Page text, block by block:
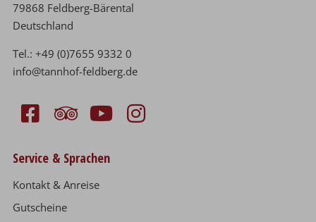
79868 Feldberg-Bärental
Deutschland
Tel.:+49 (0)7655 9332 0
info@tannhof-feldberg.de
Service & Sprachen
Kontakt & Anreise
Gutscheine